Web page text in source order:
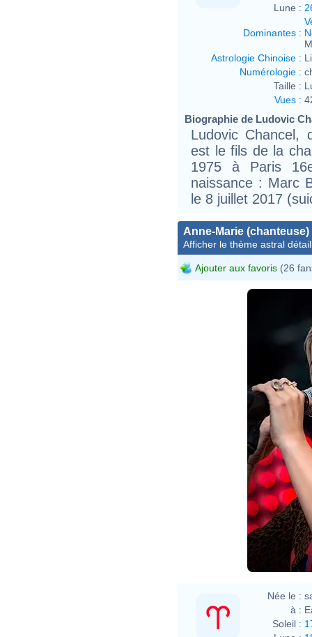
Lune :
Dominantes :
Astrologie Chinoise :
Numérologie :
Taille :
Vues :
Biographie de Ludovic
Ludovic Chancel,
est le fils de la
1975 à Paris
naissance : Marc
le 8 juillet 2017
Anne-Marie (chanteuse)
Afficher le thème astral
Ajouter aux favoris (26
Née le :
à :
Soleil :